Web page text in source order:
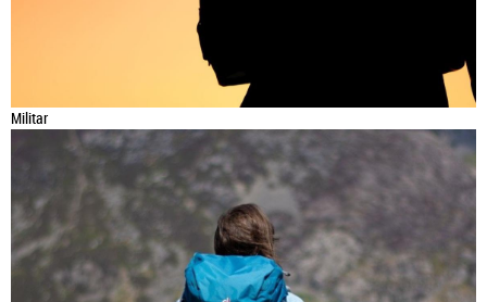
Militar